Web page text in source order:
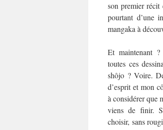
son premier récit
pourtant d’une
mangaka à
Et maintenant
toutes ces
shôjo ? Voire.
d’esprit et mon
à considérer que
viens de finir.
choisir, sans